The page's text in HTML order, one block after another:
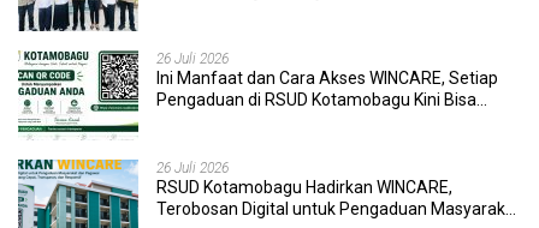
26 Juli 2026
Ini Manfaat dan Cara Akses WINCARE, Setiap
Pengaduan di RSUD Kotamobagu Kini Bisa
26 Juli 2026
RSUD Kotamobagu Hadirkan WINCARE,
Terobosan Digital untuk Pengaduan Masyarakat